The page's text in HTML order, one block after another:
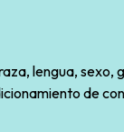
lengua,
de